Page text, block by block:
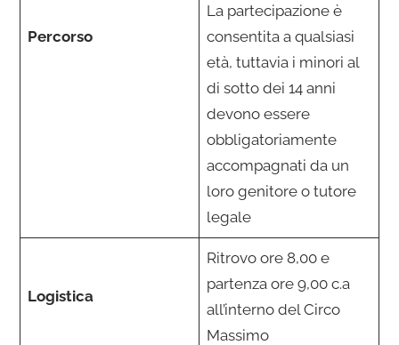
Percorso
La partecipazione è
consentita a qualsiasi
età, tuttavia i minori al
di sotto dei 14 anni
devono essere
obbligatoriamente
accompagnati da un
loro genitore o tutore
legale
Logistica
Ritrovo ore 8,00 e
partenza ore 9,00 c.a
all’interno del Circo
Massimo